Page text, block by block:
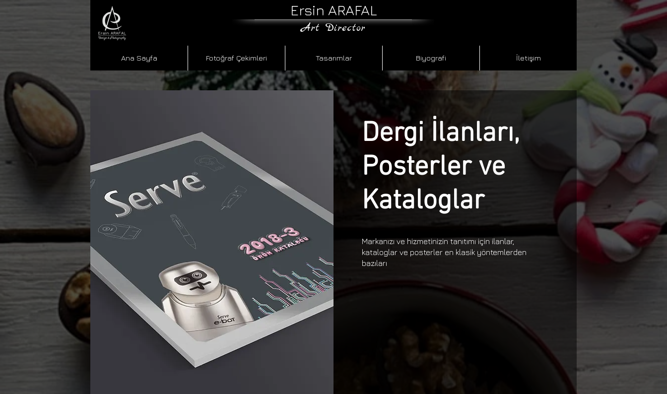
Ersin ARAFAL
​Art Director
Ana Sayfa Fotoğraf Çekimleri Tasarımlar Biyografi İletişim
Dergi İlanları,
Posterler ve
Kataloglar
Markanızı ve hizmetinizin tanıtımı için ilanlar,
kataloglar ve posterler en klasik yöntemlerden
bazıları